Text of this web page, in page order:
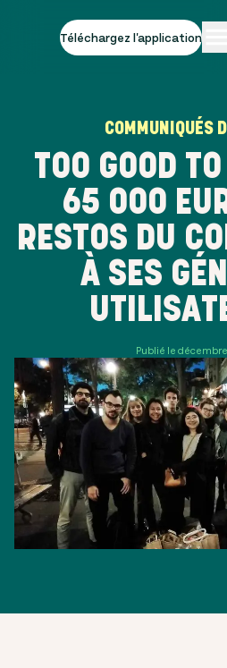
Téléchargez l'application
COMMUNIQUÉS
TOO GOOD
65 000
RESTOS DU
À SES
Publié le